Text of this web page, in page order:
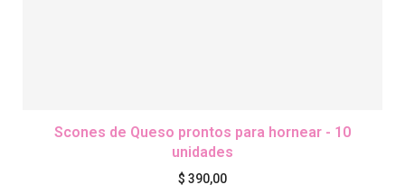
Scones de Queso prontos para hornear - 10
unidades
$ 390,00